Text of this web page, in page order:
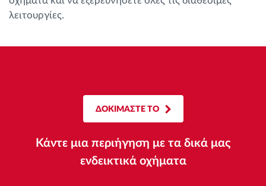
Ανακαλύψτε όλα τα χαρακτηριστικά
λειτουργίες.
ΔΟΚΙΜΑΣΤΕ ΤΟ
Κάντε μια περιήγηση με τα δικά μας
ενδεικτικά οχήματα